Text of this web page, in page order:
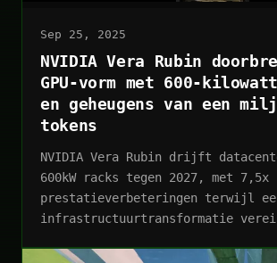
Sep 25, 2025
NVIDIA Vera Rubin
GPU-vorm met 600-
en geheugens van een
tokens
NVIDIA Vera Rubin drijft
600kW racks tegen 2027, met 7,5x
prestatieverbeteringen terwijl
infrastructuurtransformatie